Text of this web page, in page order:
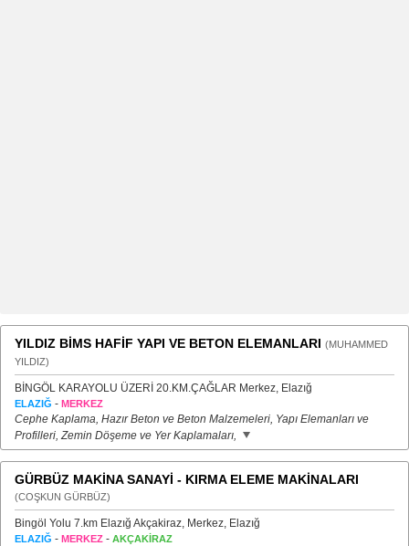
YILDIZ BİMS HAFİF YAPI VE BETON ELEMANLARI (MUHAMMED
YILDIZ)
BİNGÖL KARAYOLU ÜZERİ 20.KM.ÇAĞLAR Merkez, Elazığ
ELAZIĞ - MERKEZ
Cephe Kaplama, Hazır Beton ve Beton Malzemeleri, Yapı Elemanları ve
Profilleri, Zemin Döşeme ve Yer Kaplamaları,
GÜRBÜZ MAKİNA SANAYİ - KIRMA ELEME MAKİNALARI
(COŞKUN GÜRBÜZ)
Bingöl Yolu 7.km Elazığ Akçakiraz, Merkez, Elazığ
ELAZIĞ - MERKEZ - AKÇAKİRAZ